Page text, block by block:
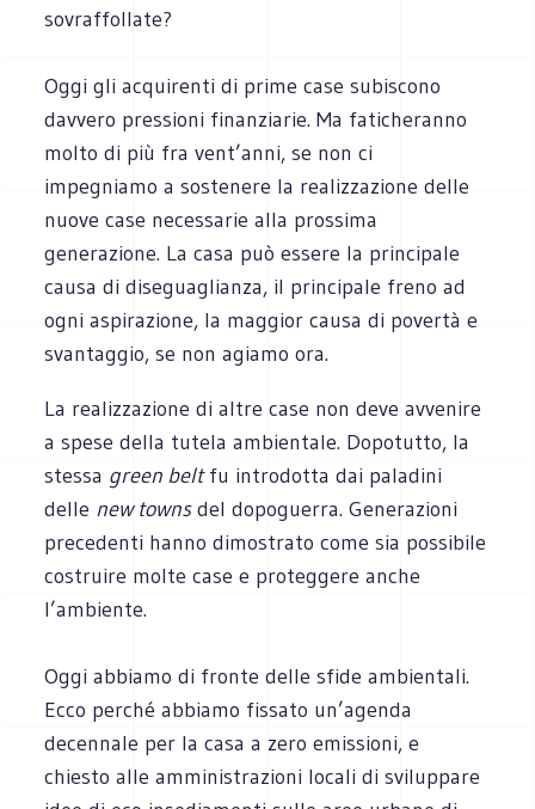
sovraffollate?
Oggi gli acquirenti di prime case subiscono
davvero pressioni finanziarie. Ma faticheranno
molto di più fra vent’anni, se non ci
impegniamo a sostenere la realizzazione delle
nuove case necessarie alla prossima
generazione. La casa può essere la principale
causa di diseguaglianza, il principale freno ad
ogni aspirazione, la maggior causa di povertà e
svantaggio, se non agiamo ora.
La realizzazione di altre case non deve avvenire
a spese della tutela ambientale. Dopotutto, la
stessa green beltfu introdotta dai paladini
delle new townsdel dopoguerra. Generazioni
precedenti hanno dimostrato come sia possibile
costruire molte case e proteggere anche
l’ambiente.
Oggi abbiamo di fronte delle sfide ambientali.
Ecco perché abbiamo fissato un’agenda
decennale per la casa a zero emissioni, e
chiesto alle amministrazioni locali di sviluppare